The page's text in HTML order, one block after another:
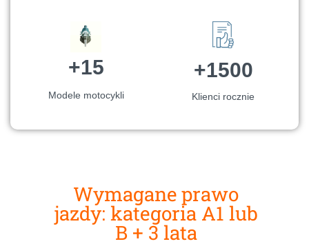
+15
Modele motocykli
+1500
Klienci rocznie
Wymagane prawo
jazdy: kategoria A1 lub
B + 3 lata